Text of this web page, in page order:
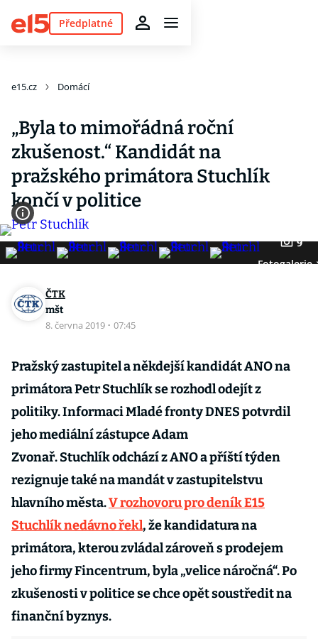
Předplatné
e15.cz Domácí
„Byla to mimořádná roční
zkušenost.“ Kandidát na
pražského primátora Stuchlík
končí v politice
9
Fotogalerie
ČTK
mšt
8. června 2019 · 07:45
Pražský zastupitel a někdejší kandidát ANO na
primátora Petr Stuchlík se rozhodl odejít z
politiky. Informaci Mladé fronty DNES potvrdil
jeho mediální zástupce Adam
Zvonař. Stuchlík odchází z ANO a příští týden
rezignuje také na mandát v zastupitelstvu
hlavního města.V rozhovoru pro deník E15
Stuchlík nedávno řekl, že kandidatura na
primátora, kterou zvládal zároveň s prodejem
jeho firmy Fincentrum, byla „velice náročná“. Po
zkušenosti v politice se chce opět soustředit na
finanční byznys.